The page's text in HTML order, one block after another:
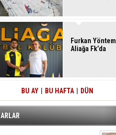
Furkan Yöntem
Aliağa Fk’da
BU AY BU HAFTA DÜN